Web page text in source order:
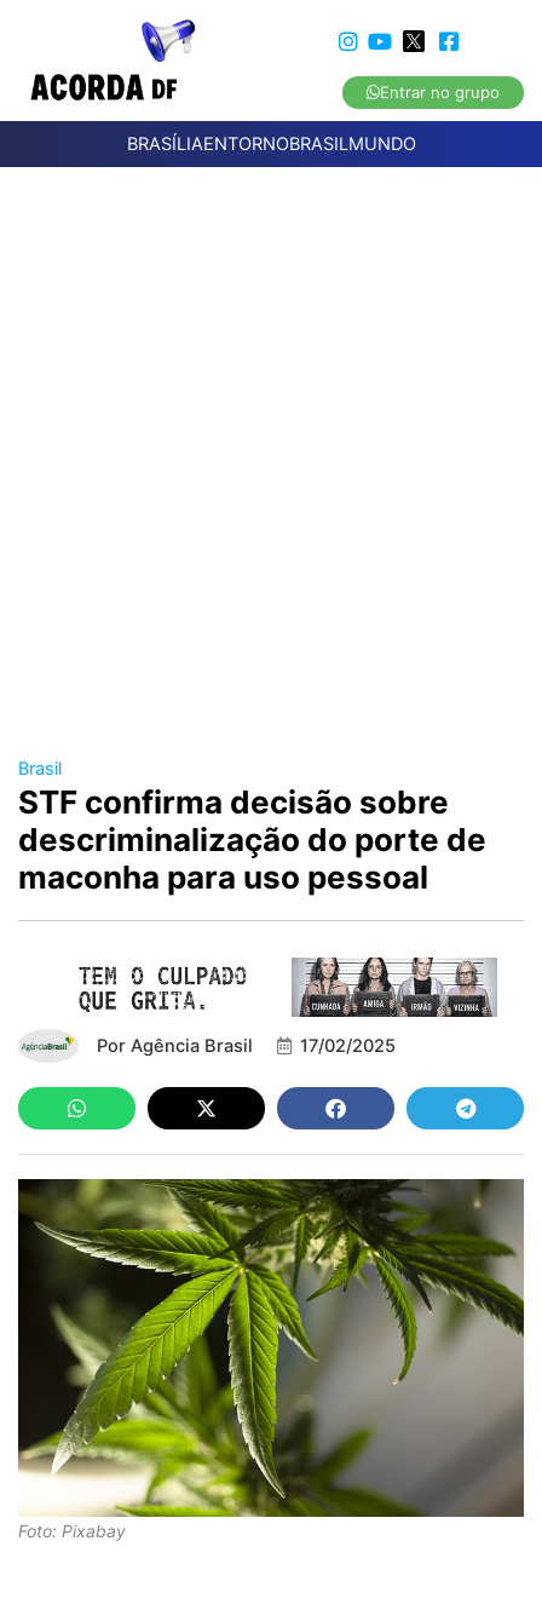
Entrar no grupo
BRASÍLIAENTORNOBRASILMUNDO
Brasil
STF confirma decisão sobre
descriminalização do porte de
maconha para uso pessoal
Por Agência Brasil 17/02/2025
Foto: Pixabay